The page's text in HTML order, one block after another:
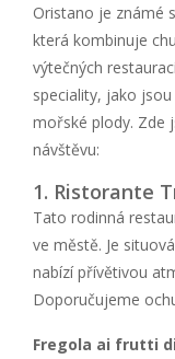
Oristano je známé
která kombinuje
výtečných
speciality, jako
mořské plody. Zde
návštěvu:
1. Ristorante
Tato rodinná
ve městě. Je
nabízí přívětivou
Doporučujeme
Fregola ai frutti